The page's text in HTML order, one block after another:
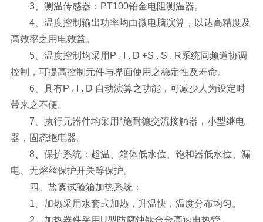
3、测温传感器：PT100铂金电阻测温器。
4、温度控制输出功率均由微电脑演算，以达高精度及
高效率之用电效益。
5、温度控制均采用P . I . D +S . S . R系统同频道协调
控制，可提高控制元件与界面使用之稳定性及寿命。
6、具有P . I . D 自动演算之功能，可减少人为设定时
带来之不便。
7、执行元器件均采用*施耐德交流接触器，小型继电
器，固态继电器。
8、保护系统：超温、箱体低水位、饱和器低水位、漏
电、无熔丝保护开关等保护。
四、盐雾试验箱加热系统：
1、加热采用水套式加热，升温快，温度分布均匀。
2、加热器件采用U型防腐蚀钛合金高速电热管。